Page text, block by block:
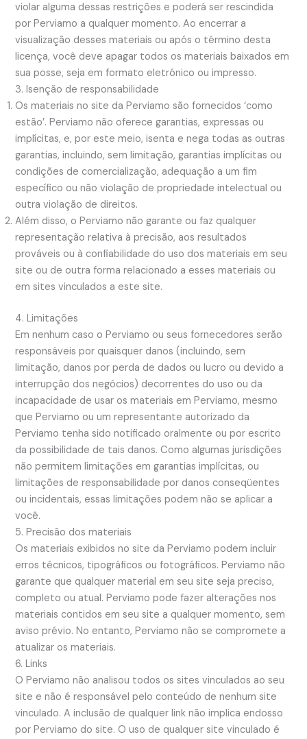
violar alguma dessas restrições e poderá ser rescindida
por Perviamo a qualquer momento. Ao encerrar a
visualização desses materiais ou após o término desta
licença, você deve apagar todos os materiais baixados em
sua posse, seja em formato eletrónico ou impresso.
3. Isenção de responsabilidade
Os materiais no site da Perviamo são fornecidos ‘como
estão’. Perviamo não oferece garantias, expressas ou
implícitas, e, por este meio, isenta e nega todas as outras
garantias, incluindo, sem limitação, garantias implícitas ou
condições de comercialização, adequação a um fim
específico ou não violação de propriedade intelectual ou
outra violação de direitos.
Além disso, o Perviamo não garante ou faz qualquer
representação relativa à precisão, aos resultados
prováveis ​​ou à confiabilidade do uso dos materiais em seu
site ou de outra forma relacionado a esses materiais ou
em sites vinculados a este site.
4. Limitações
Em nenhum caso o Perviamo ou seus fornecedores serão
responsáveis ​​por quaisquer danos (incluindo, sem
limitação, danos por perda de dados ou lucro ou devido a
interrupção dos negócios) decorrentes do uso ou da
incapacidade de usar os materiais em Perviamo, mesmo
que Perviamo ou um representante autorizado da
Perviamo tenha sido notificado oralmente ou por escrito
da possibilidade de tais danos. Como algumas jurisdições
não permitem limitações em garantias implícitas, ou
limitações de responsabilidade por danos conseqüentes
ou incidentais, essas limitações podem não se aplicar a
você.
5. Precisão dos materiais
Os materiais exibidos no site da Perviamo podem incluir
erros técnicos, tipográficos ou fotográficos. Perviamo não
garante que qualquer material em seu site seja preciso,
completo ou atual. Perviamo pode fazer alterações nos
materiais contidos em seu site a qualquer momento, sem
aviso prévio. No entanto, Perviamo não se compromete a
atualizar os materiais.
6. Links
O Perviamo não analisou todos os sites vinculados ao seu
site e não é responsável pelo conteúdo de nenhum site
vinculado. A inclusão de qualquer link não implica endosso
por Perviamo do site. O uso de qualquer site vinculado é